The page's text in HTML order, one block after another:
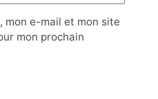
mon e-mail et mon site
mon prochain